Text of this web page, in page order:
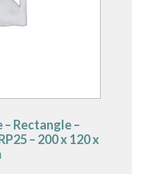
Rectangle –
– 200 x 120 x